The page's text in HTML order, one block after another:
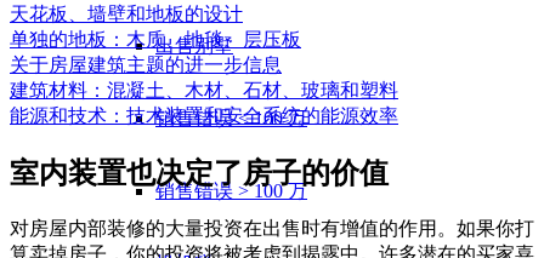
出售别墅
销售错误 < 100 万
销售错误 > 100 万
天花板、墙壁和地板的设计
单独的地板：木质、地毯、层压板
关于房屋建筑主题的进一步信息
建筑材料：混凝土、木材、石材、玻璃和塑料
能源和技术：技术装置和安全系统的能源效率
室内装置也决定了房子的价值
对房屋内部装修的大量投资在出售时有增值的作用。如果你打
算卖掉房子，你的投资将被考虑到揭露中。许多潜在的买家喜